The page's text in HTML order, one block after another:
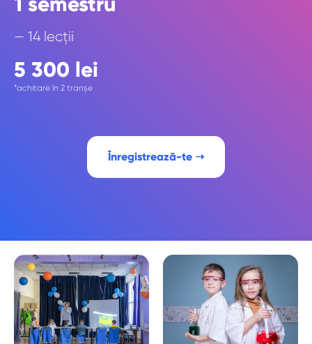
— 14 lecții
5 300 lei
*achitare în 2 tranșe
Înregistrează-te ➝